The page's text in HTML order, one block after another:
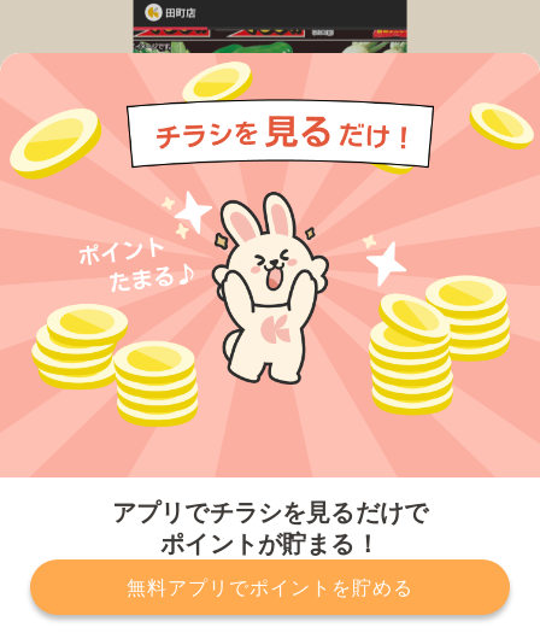
アプリでチラシを見るだけで
ポイントが貯まる！
無料アプリでポイントを貯める
プライバシーポリシー 利用規約
運営会社